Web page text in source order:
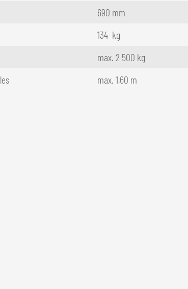
690 mm
134 kg
max. 2 500 kg
max. 1,60 m